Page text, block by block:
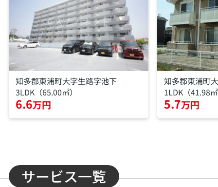
知多郡東浦町大字生路字池下
3LDK（65.00㎡）
6.6万円
知多郡東浦町
1LDK（41.98
5.7万円
サービス一覧